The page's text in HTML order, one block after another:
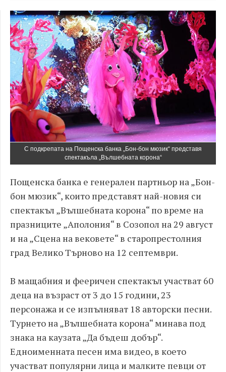
С подкрепата на Пощенска банка „Бон-бон мюзик“ представя
спектакъла „Вълшебната корона“
Пощенска банка е генерален партньор на „Бон-
бон мюзик“, които представят най-новия си
спектакъл „Вълшебната корона“ по време на
празниците „Аполония“ в Созопол на 29 август
и на „Сцена на вековете“ в старопрестолния
град Велико Търново на 12 септември.
В мащабния и фееричен спектакъл участват 60
деца на възраст от 3 до 15 години, 23
персонажа и се изпълняват 18 авторски песни.
Турнето на „Вълшебната корона“ минава под
знака на каузата „Да бъдеш добър“.
Едноименната песен има видео, в което
участват популярни лица и малките певци от